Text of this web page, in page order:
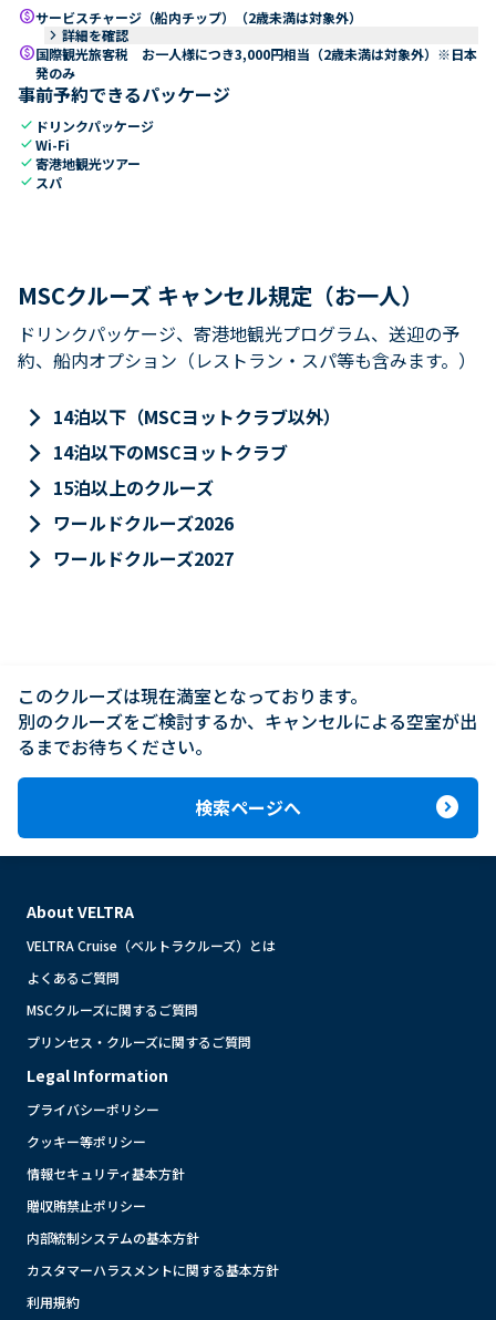
paidサービスチャージ（船内チップ）（2歳未満は対象外）
keyboard_arrow_right 詳細を確認
paid国際観光旅客税 お一人様につき3,000円相当（2歳未満は対象外）※日本
発のみ
事前予約できるパッケージ
check ドリンクパッケージ
checkWi-Fi
check寄港地観光ツアー
check スパ
MSCクルーズ キャンセル規定（お一人）
ドリンクパッケージ、寄港地観光プログラム、送迎の予
約、船内オプション（レストラン・スパ等も含みます。）
keyboard_arrow_right 14泊以下（MSCヨットクラブ以外）
keyboard_arrow_right 14泊以下のMSCヨットクラブ
keyboard_arrow_right 15泊以上のクルーズ
keyboard_arrow_right ワールドクルーズ2026
keyboard_arrow_right ワールドクルーズ2027
このクルーズは現在満室となっております。
別のクルーズをご検討するか、キャンセルによる空室が出
るまでお待ちください。
検索ページへ expand_circle_right
About VELTRA
VELTRA Cruise（ベルトラクルーズ）とは
よくあるご質問
MSCクルーズに関するご質問
プリンセス・クルーズに関するご質問
Legal Information
プライバシーポリシー
クッキー等ポリシー
情報セキュリティ基本方針
贈収賄禁止ポリシー
内部統制システムの基本方針
カスタマーハラスメントに関する基本方針
利用規約